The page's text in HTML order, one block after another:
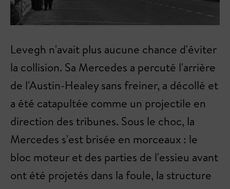
Levegh n'avait plus aucune chance d'éviter
la collision. Sa Mercedes a percuté l'arrière
de l'Austin-Healey sans freiner, a décollé et
a été catapultée comme un projectile en
direction des tribunes. Sous le choc, la
Mercedes s'est brisée en morceaux : le
bloc moteur et des parties de l'essieu avant
ont été projetés dans la foule, la structure